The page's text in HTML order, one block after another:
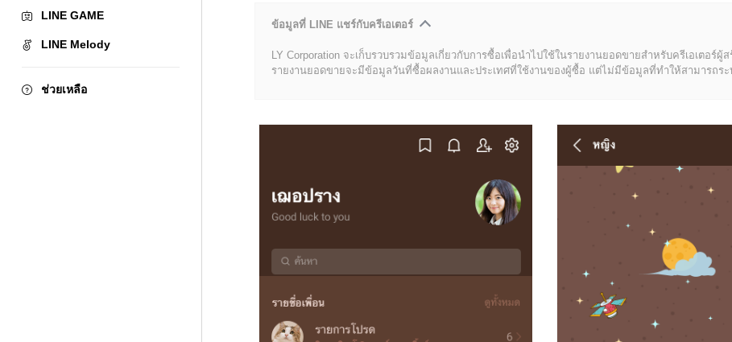
LINE GAME
LINE Melody
ช่วยเหลือ
ข้อมูลที่ LINE แชร์กับครีเอเตอร์
LY Corporation จะเก็บรวบรวมข้อมูลเกี่ยวกับการซื้อเพื่อนำไปใช้ในรายงานยอดขายสำหรับครีเอเตอร์ผู้ส
รายงานยอดขายจะมีข้อมูลวันที่ซื้อผลงานและประเทศที่ใช้งานของผู้ซื้อ แต่ไม่มีข้อมูลที่ทำให้สามารถร